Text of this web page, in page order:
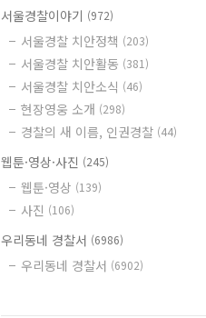
서울경찰이야기 (972)
서울경찰 치안정책 (203)
서울경찰 치안활동 (381)
서울경찰 치안소식 (46)
현장영웅 소개 (298)
경찰의 새 이름, 인권경찰 (44)
웹툰·영상·사진 (245)
웹툰·영상 (139)
사진 (106)
우리동네 경찰서 (6986)
우리동네 경찰서 (6902)